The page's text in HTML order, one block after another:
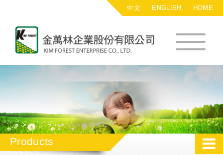
中文 ENGLISH HOME
金萬林
Products